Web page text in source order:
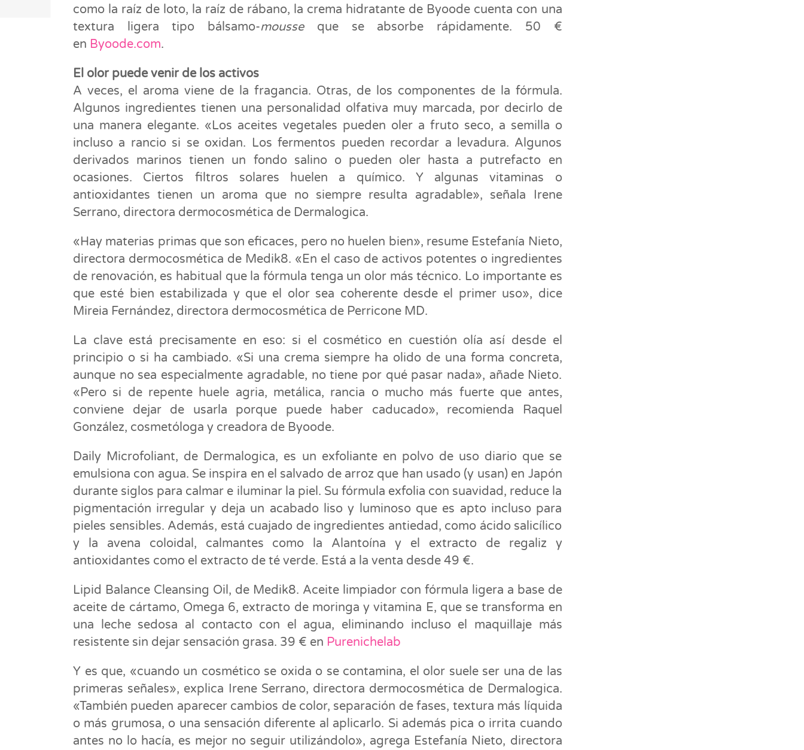
como la raíz de loto, la raíz de rábano, la crema hidratante de Byoode cuenta con una
textura ligera tipo bálsamo-mousse que se absorbe rápidamente. 50 €
en Byoode.com.
El olor puede venir de los activos
A veces, el aroma viene de la fragancia. Otras, de los componentes de la fórmula.
Algunos ingredientes tienen una personalidad olfativa muy marcada, por decirlo de
una manera elegante. «Los aceites vegetales pueden oler a fruto seco, a semilla o
incluso a rancio si se oxidan. Los fermentos pueden recordar a levadura. Algunos
derivados marinos tienen un fondo salino o pueden oler hasta a putrefacto en
ocasiones. Ciertos filtros solares huelen a químico. Y algunas vitaminas o
antioxidantes tienen un aroma que no siempre resulta agradable», señala Irene
Serrano, directora dermocosmética de Dermalogica.
«Hay materias primas que son eficaces, pero no huelen bien», resume Estefanía Nieto,
directora dermocosmética de Medik8. «En el caso de activos potentes o ingredientes
de renovación, es habitual que la fórmula tenga un olor más técnico. Lo importante es
que esté bien estabilizada y que el olor sea coherente desde el primer uso», dice
Mireia Fernández, directora dermocosmética de Perricone MD.
La clave está precisamente en eso: si el cosmético en cuestión olía así desde el
principio o si ha cambiado. «Si una crema siempre ha olido de una forma concreta,
aunque no sea especialmente agradable, no tiene por qué pasar nada», añade Nieto.
«Pero si de repente huele agria, metálica, rancia o mucho más fuerte que antes,
conviene dejar de usarla porque puede haber caducado», recomienda Raquel
González, cosmetóloga y creadora de Byoode.
Daily Microfoliant, de Dermalogica, es un exfoliante en polvo de uso diario que se
emulsiona con agua. Se inspira en el salvado de arroz que han usado (y usan) en Japón
durante siglos para calmar e iluminar la piel. Su fórmula exfolia con suavidad, reduce la
pigmentación irregular y deja un acabado liso y luminoso que es apto incluso para
pieles sensibles. Además, está cuajado de ingredientes antiedad, como ácido salicílico
y la avena coloidal, calmantes como la Alantoína y el extracto de regaliz y
antioxidantes como el extracto de té verde. Está a la venta desde 49 €.
Lipid Balance Cleansing Oil, de Medik8. Aceite limpiador con fórmula ligera a base de
aceite de cártamo, Omega 6, extracto de moringa y vitamina E, que se transforma en
una leche sedosa al contacto con el agua, eliminando incluso el maquillaje más
resistente sin dejar sensación grasa. 39 € en Purenichelab
Y es que, «cuando un cosmético se oxida o se contamina, el olor suele ser una de las
primeras señales», explica Irene Serrano, directora dermocosmética de Dermalogica.
«También pueden aparecer cambios de color, separación de fases, textura más líquida
o más grumosa, o una sensación diferente al aplicarlo. Si además pica o irrita cuando
antes no lo hacía, es mejor no seguir utilizándolo», agrega Estefanía Nieto, directora